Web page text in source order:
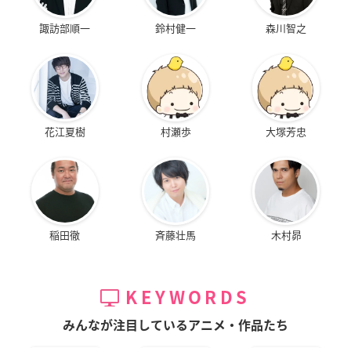
諏訪部順一 鈴村健一 森川智之
花江夏樹 村瀬歩 大塚芳忠
稲田徹 斉藤壮馬 木村昴
KEYWORDS
みんなが注目しているアニメ・作品たち